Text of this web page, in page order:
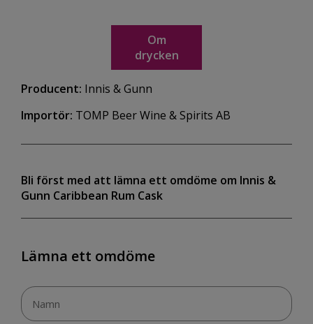
Om
drycken
Producent: Innis & Gunn
Importör: TOMP Beer Wine & Spirits AB
Bli först med att lämna ett omdöme om Innis &
Gunn Caribbean Rum Cask
Lämna ett omdöme